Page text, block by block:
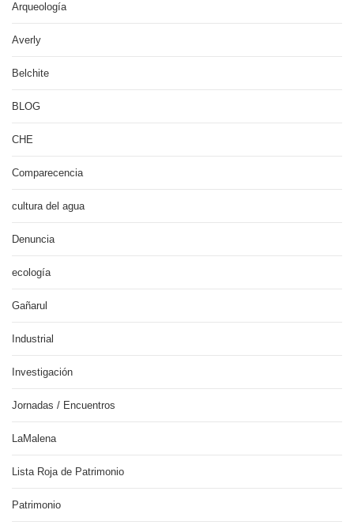
Arqueología
Averly
Belchite
BLOG
CHE
Comparecencia
cultura del agua
Denuncia
ecología
Gañarul
Industrial
Investigación
Jornadas / Encuentros
LaMalena
Lista Roja de Patrimonio
Patrimonio